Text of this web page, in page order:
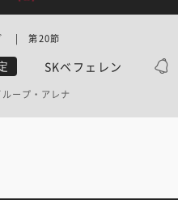
SKベフェレン
| 第20節
ープ・アレナ